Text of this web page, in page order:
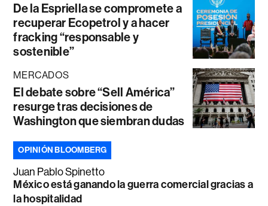
De la Espriella se compromete a
recuperar Ecopetrol y a hacer
fracking “responsable y
sostenible”
MERCADOS
El debate sobre “Sell América”
resurge tras decisiones de
Washington que siembran dudas
OPINIÓN BLOOMBERG
Juan Pablo Spinetto
México está ganando la guerra comercial gracias a
la hospitalidad